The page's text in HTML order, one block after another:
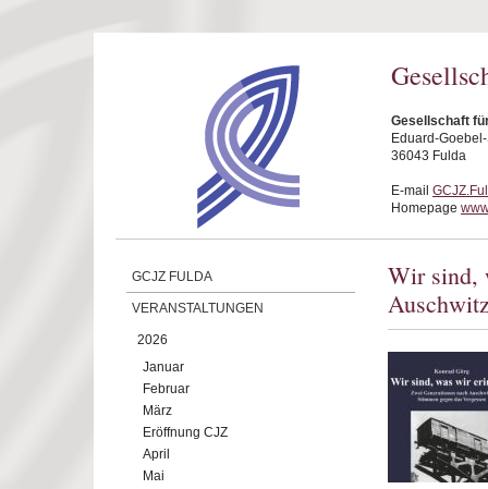
Gesellschaft
Eduard-
36043 Fulda
E-mail
Homepage
GCJZ FULDA
VERANSTALTUNGEN
2026
Januar
Februar
März
Eröffnung CJZ
April
Mai
Wir sind,